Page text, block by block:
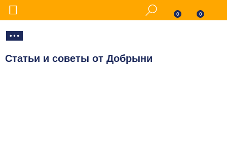
0 0
Статьи и советы от Добрыни